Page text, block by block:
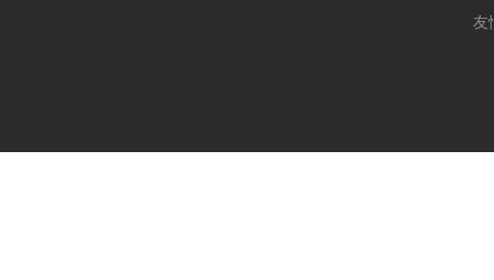
友